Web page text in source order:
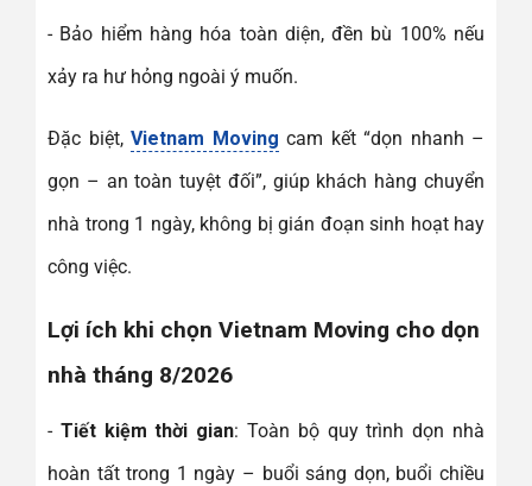
- Bảo hiểm hàng hóa toàn diện, đền bù 100% nếu
xảy ra hư hỏng ngoài ý muốn.
Đặc biệt, Vietnam Moving cam kết “dọn nhanh –
gọn – an toàn tuyệt đối”, giúp khách hàng chuyển
nhà trong 1 ngày, không bị gián đoạn sinh hoạt hay
công việc.
Lợi ích khi chọn Vietnam Moving cho dọn
nhà tháng 8/2026
- Tiết kiệm thời gian: Toàn bộ quy trình dọn nhà
hoàn tất trong 1 ngày – buổi sáng dọn, buổi chiều